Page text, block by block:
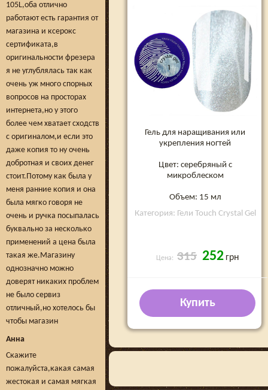
105L,оба отлично
работают есть гарантия от
магазина и ксерокс
сертификата,в
оригинальности фрезера
я не углублялась так как
очень уж много спорных
вопросов на просторах
интернета,но у этого
более чем хватает сходств
с оригиналом,и если это
даже копия то ну очень
добротная и своих денег
стоит.Потому как была у
меня ранние копия и она
была мягко говоря не
очень и ручка посыпалась
буквально за несколько
применений а цена была
такая же.Магазину
однозначно можно
доверят никаких проблем
не было сервиз
отличный,но хотелось бы
чтобы магазин
Анна
Скажите
пожалуйста,какая самая
жестокая и самая мягкая
Гель для наращивания или
укрепления ногтей
Цвет: серебряный с
микроблеском
Объем: 15 мл
Категория: Гели Touch Crystal Gel
Цена: 315 252 грн
Купить